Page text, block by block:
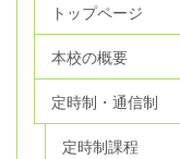
トップページ
本校の概要
定時制・通信制
定時制課程